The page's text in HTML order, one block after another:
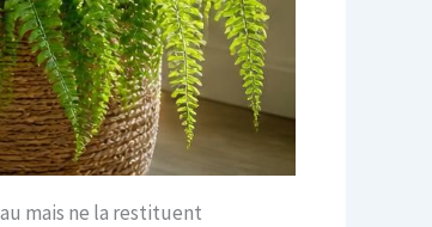
mais ne la restituent